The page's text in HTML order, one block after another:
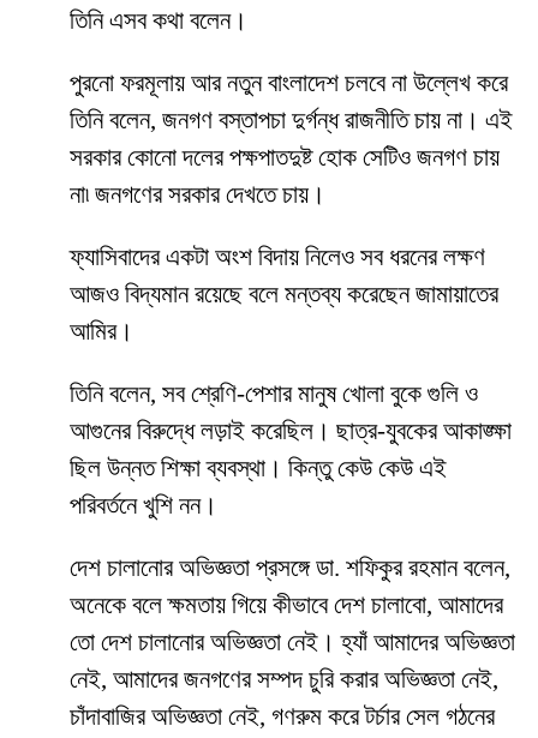
তিনি এসব কথা বলেন।
পুরনো ফরমূলায় আর নতুন বাংলাদেশ চলবে না উল্লেখ করে
তিনি বলেন, জনগণ বস্তাপচা দুর্গন্ধ রাজনীতি চায় না। এই
সরকার কোনো দলের পক্ষপাতদুষ্ট হোক সেটিও জনগণ চায়
না৷ জনগণের সরকার দেখতে চায়।
ফ্যাসিবাদের একটা অংশ বিদায় নিলেও সব ধরনের লক্ষণ
আজও বিদ্যমান রয়েছে বলে মন্তব্য করেছেন জামায়াতের
আমির।
তিনি বলেন, সব শ্রেণি-পেশার মানুষ খোলা বুকে গুলি ও
আগুনের বিরুদ্ধে লড়াই করেছিল। ছাত্র-যুবকের আকাঙ্ক্ষা
ছিল উন্নত শিক্ষা ব্যবস্থা। কিন্তু কেউ কেউ এই
পরিবর্তনে খুশি নন।
দেশ চালানোর অভিজ্ঞতা প্রসঙ্গে ডা. শফিকুর রহমান বলেন,
অনেকে বলে ক্ষমতায় গিয়ে কীভাবে দেশ চালাবো, আমাদের
তো দেশ চালানোর অভিজ্ঞতা নেই। হ্যাঁ আমাদের অভিজ্ঞতা
নেই, আমাদের জনগণের সম্পদ চুরি করার অভিজ্ঞতা নেই,
চাঁদাবাজির অভিজ্ঞতা নেই, গণরুম করে টর্চার সেল গঠনের